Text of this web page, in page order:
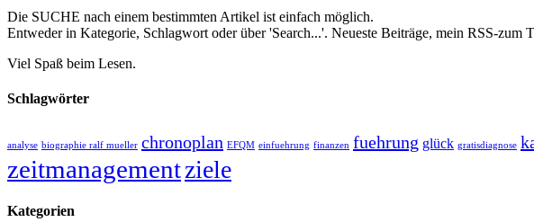
Die SUCHE nach einem bestimmten Artikel ist einfach möglich.
Entweder in Kategorie, Schlagwort oder über 'Search...'. Neueste Beiträge, mein RSS-
Viel Spaß beim Lesen.
Schlagwörter
analyse biographie ralf mueller chronoplan EFQM einfuehrung finanzen fuehrung glück gratisdiagnose
zeitmanagementziele
Kategorien